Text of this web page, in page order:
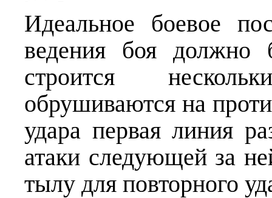
Идеальное боевое
ведения боя должно
строится
обрушиваются на
удара первая линия
атаки следующей за
тылу для повторного